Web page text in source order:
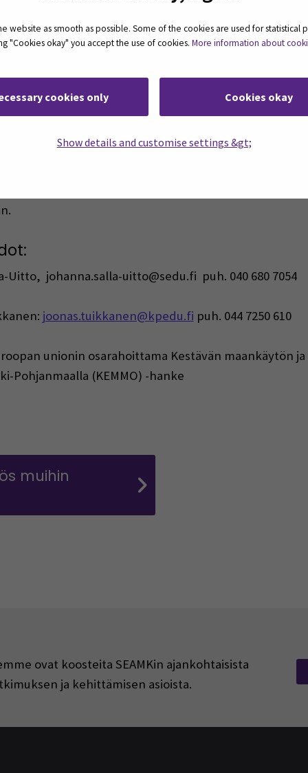
website as smooth as possible. Some of the cookies are used for statistical
"Cookies okay" you accept the use of cookies. More information about
cookies only Cookies okay
Show details and customise settings &gt;
ja käytännön harjoitukset
Uitto, johanna.salla-uitto@sedu.fi puh. 040 680 7054
joonas.tuikkanen@kpedu.fi puh. 044 7250 610
unionin osarahoittama Kestävän maankäytön
Pohjanmaalla (KEMMO) -hanke
muihin
ovat koosteita SEAMKin ajankohtaisista
ja kehittämisen asioista.